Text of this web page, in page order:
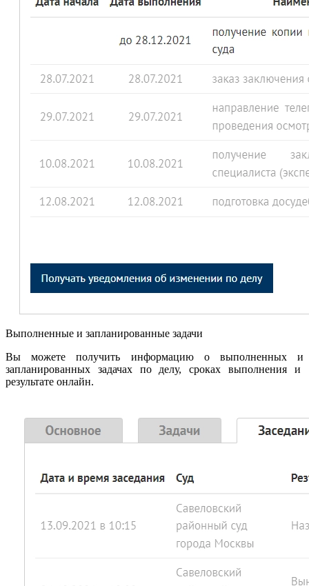
Выполненные и запланированные задачи
Вы можете получить информацию о выполненных и
запланированных задачах по делу, сроках выполнения и
результате онлайн.